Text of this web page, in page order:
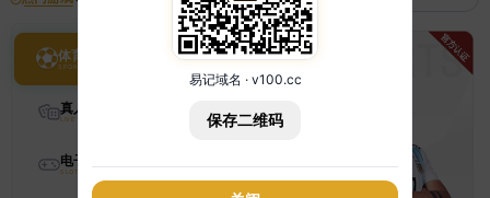
体育
真人
电子
易记域名 · v100.cc
保存二维码